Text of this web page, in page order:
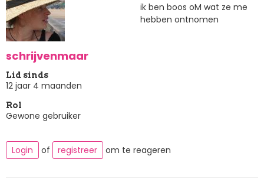
schrijvenmaar
Lid sinds
12 jaar 4 maanden
Rol
Gewone gebruiker
ik ben boos oM wat ze me
hebben ontnomen
Login of registreer om te reageren